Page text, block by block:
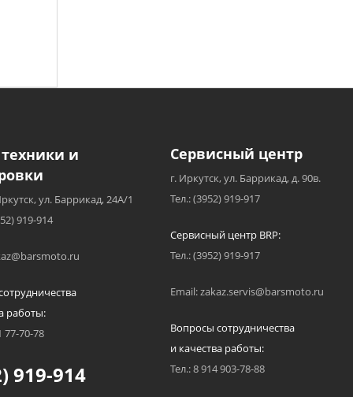
и
ул. Баррикад, 24А/1
919-914
работы:
77-70-78
919-914
Сервисный центр
г. Иркутск, ул. Баррикад, д. 90в.
Тел.: (3952) 919-917
Сервисный центр BRP:
Тел.: (3952) 919-917
Email: zakaz.servis@barsmoto.ru
Вопросы сотрудничества
и качества работы:
Тел.: 8 914 903-78-88